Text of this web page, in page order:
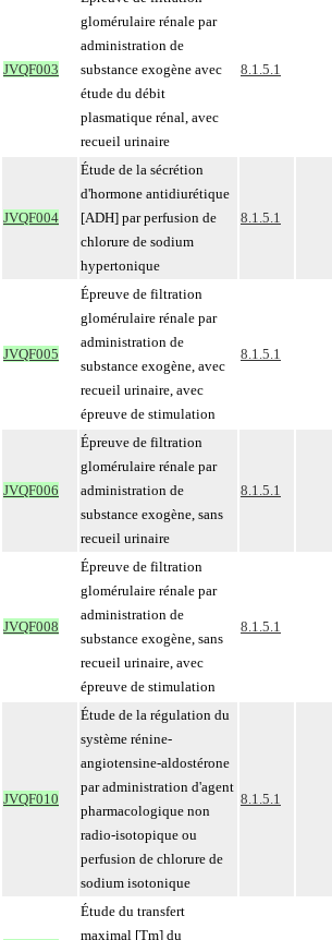
JVQF003
glomérulaire rénale par
administration de
substance exogène avec
étude du débit
plasmatique rénal, avec
recueil urinaire
8.1.5.1
JVQF004
Étude de la sécrétion
d'hormone antidiurétique
[ADH] par perfusion de
chlorure de sodium
hypertonique
8.1.5.1
JVQF005
Épreuve de filtration
glomérulaire rénale par
administration de
substance exogène, avec
recueil urinaire, avec
épreuve de stimulation
8.1.5.1
JVQF006
Épreuve de filtration
glomérulaire rénale par
administration de
substance exogène, sans
recueil urinaire
8.1.5.1
JVQF008
Épreuve de filtration
glomérulaire rénale par
administration de
substance exogène, sans
recueil urinaire, avec
épreuve de stimulation
8.1.5.1
JVQF010
Étude de la régulation du
système rénine-
angiotensine-aldostérone
par administration d'agent
pharmacologique non
radio-isotopique ou
perfusion de chlorure de
sodium isotonique
8.1.5.1
Étude du transfert
maximal [Tm] du